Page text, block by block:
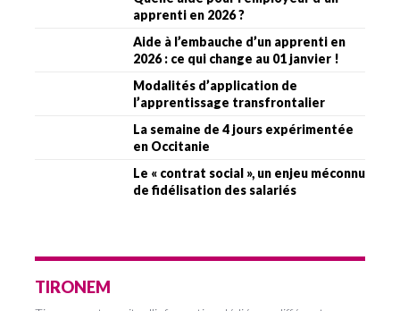
apprenti en 2026 ?
Aide à l’embauche d’un apprenti en
2026 : ce qui change au 01 janvier !
Modalités d’application de
l’apprentissage transfrontalier
La semaine de 4 jours expérimentée
en Occitanie
Le « contrat social », un enjeu méconnu
de fidélisation des salariés
TIRONEM